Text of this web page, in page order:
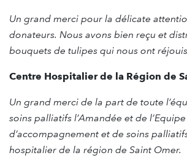
Un grand merci pour la délicate
donateurs. Nous avons bien reçu et
bouquets de tulipes qui nous ont
Centre Hospitalier de la Région de
Un grand merci de la part de toute
soins palliatifs l’Amandée et de
d’accompagnement et de soins
hospitalier de la région de Saint Omer.